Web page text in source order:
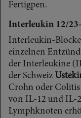
Fertigpen.
Interleukin 12/
Interleukin-
einzelnen
der Interleukine
der Schweiz
Crohn oder
von IL-12 und IL-
Lymphknoten